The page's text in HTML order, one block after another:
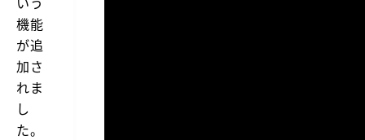
機能
が追
加さ
れま
し
た。